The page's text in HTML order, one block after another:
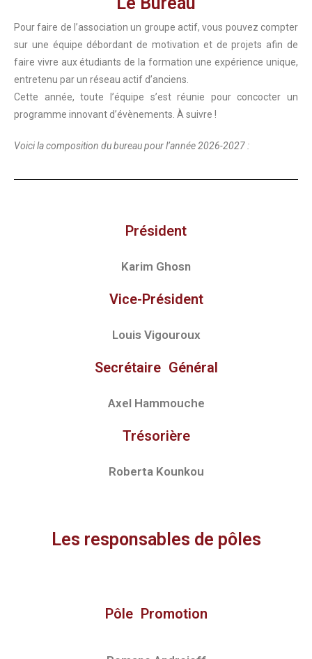
Pour faire de l’association un groupe actif, vous pouvez compter
sur une équipe débordant de motivation et de projets afin de
faire vivre aux étudiants de la formation une expérience unique,
entretenu par un réseau actif d’anciens.
Cette année, toute l’équipe s’est réunie pour concocter un
programme innovant d’évènements. À suivre !
Voici la composition du bureau pour l’année 2026-2027 :
Président
Karim Ghosn
Vice-Président
Louis Vigouroux
Secrétaire Général
Axel Hammouche
Trésorière
Roberta Kounkou
Les responsables de pôles
Pôle Promotion